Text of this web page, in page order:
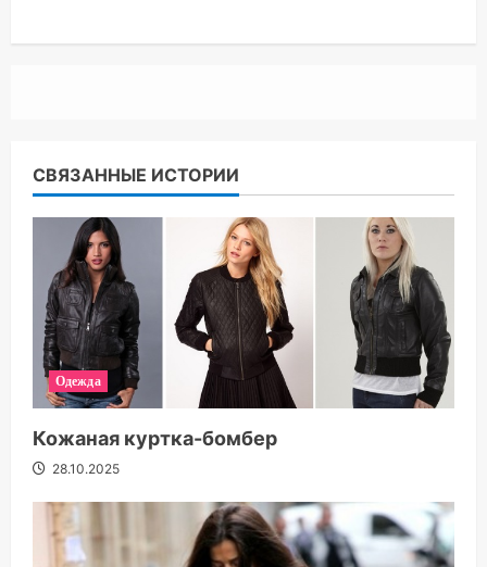
СВЯЗАННЫЕ ИСТОРИИ
Одежда
Кожаная куртка-бомбер
28.10.2025